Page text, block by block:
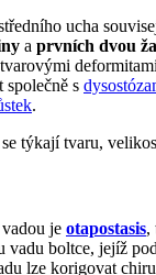
ucha
a prvních dvou
s
.
týkají tvaru,
je otapostasis,
vadu boltce, jejíž
lze korigovat